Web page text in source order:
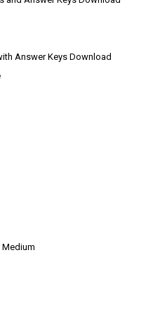
Answer Keys Download
Medium